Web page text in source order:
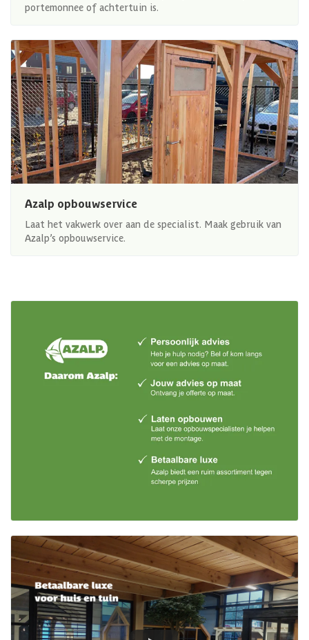
portemonnee of achtertuin is.
Azalp opbouwservice
Laat het vakwerk over aan de specialist. Maak gebruik van
Azalp’s opbouwservice.